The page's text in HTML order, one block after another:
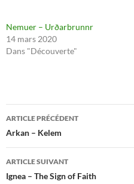
Nemuer – Urðarbrunnr
14 mars 2020
Dans "Découverte"
Navigation
des
articles
ARTICLE PRÉCÉDENT
Arkan – Kelem
ARTICLE SUIVANT
Ignea – The Sign of Faith